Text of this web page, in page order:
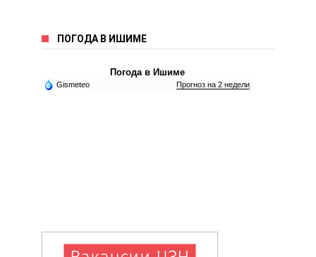
ПОГОДА В ИШИМЕ
Погода в Ишиме
Gismeteo Прогноз на 2 недели